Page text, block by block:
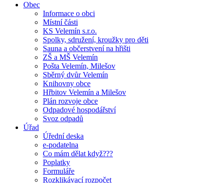
Obec
Informace o obci
Místní části
KS Velemín s.r.o.
Spolky, sdružení, kroužky pro děti
Sauna a občerstvení na hřišti
ZŠ a MŠ Velemín
Pošta Velemín, Milešov
Sběrný dvůr Velemín
Knihovny obce
Hřbitov Velemín a Milešov
Plán rozvoje obce
Odpadové hospodářství
Svoz odpadů
Úřad
Úřední deska
e-podatelna
Co mám dělat když???
Poplatky
Formuláře
Rozklikávací rozpočet